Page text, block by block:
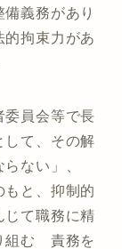
義務があり
拘束力があ
員会等で長
して、その解
ない」、
もと、抑制的
じて職務に精
組む 責務を